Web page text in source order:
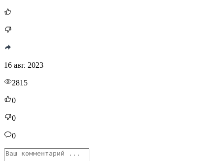
16 авг. 2023
2815
0
0
0